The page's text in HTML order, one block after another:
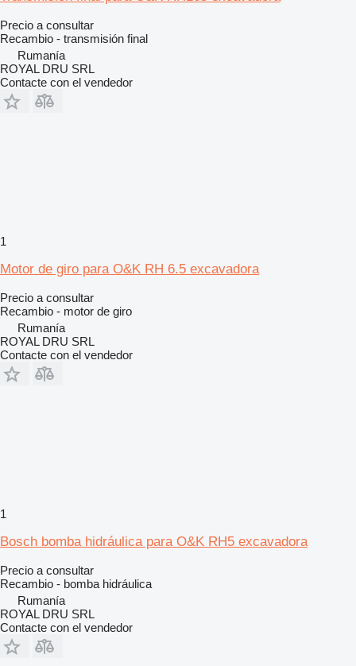
Precio a consultar
Recambio - transmisión final
Rumanía
ROYAL DRU SRL
Contacte con el vendedor
1
Motor de giro para O&K RH 6.5 excavadora
Precio a consultar
Recambio - motor de giro
Rumanía
ROYAL DRU SRL
Contacte con el vendedor
1
Bosch bomba hidráulica para O&K RH5 excavadora
Precio a consultar
Recambio - bomba hidráulica
Rumanía
ROYAL DRU SRL
Contacte con el vendedor